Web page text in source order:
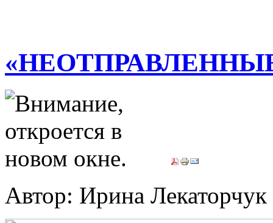
Автор: Ирина Лекаторчук